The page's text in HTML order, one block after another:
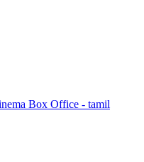
Box Office - tamil